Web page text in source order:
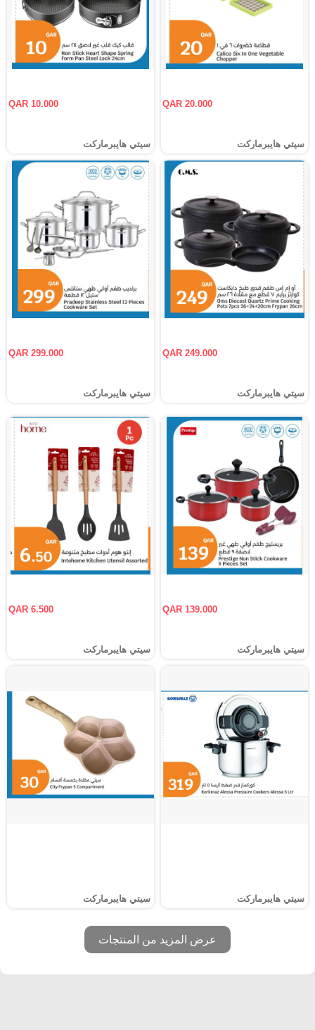
QAR 20.000
سيتي هايبرماركت
QAR 10.000
سيتي هايبرماركت
QAR 249.000
سيتي هايبرماركت
QAR 299.000
سيتي هايبرماركت
QAR 139.000
سيتي هايبرماركت
QAR 6.500
سيتي هايبرماركت
سيتي هايبرماركت سيتي هايبرماركت
عرض المزيد من المنتجات